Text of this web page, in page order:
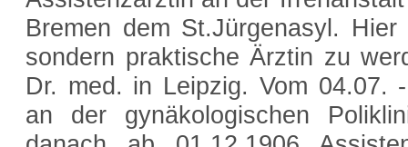
Bremen dem St.Jürgenasyl.
sondern praktische Ärztin zu
Dr. med. in Leipzig. Vom 04.07.
an der gynäkologischen